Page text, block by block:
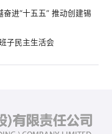
奋进“十五五” 推动创建锡
子民主生活会